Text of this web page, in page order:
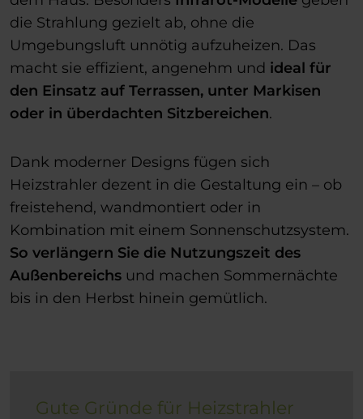
die Strahlung gezielt ab, ohne die
Umgebungsluft unnötig aufzuheizen. Das
macht sie effizient, angenehm und ideal für
den Einsatz auf Terrassen, unter Markisen
oder in überdachten Sitzbereichen.
Dank moderner Designs fügen sich
Heizstrahler dezent in die Gestaltung ein – ob
freistehend, wandmontiert oder in
Kombination mit einem Sonnenschutzsystem.
So verlängern Sie die Nutzungszeit des
Außenbereichs und machen Sommernächte
bis in den Herbst hinein gemütlich.
Gute Gründe für Heizstrahler